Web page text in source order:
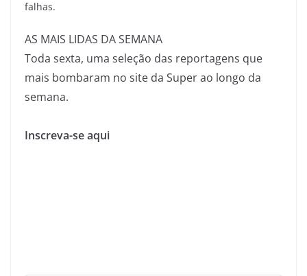
falhas.
AS MAIS LIDAS DA SEMANA
Toda sexta, uma seleção das reportagens que
mais bombaram no site da Super ao longo da
semana.
Inscreva-se aqui